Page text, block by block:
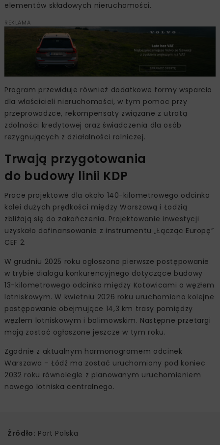
elementów składowych nieruchomości.
REKLAMA
Program przewiduje również dodatkowe formy wsparcia
dla właścicieli nieruchomości, w tym pomoc przy
przeprowadzce, rekompensaty związane z utratą
zdolności kredytowej oraz świadczenia dla osób
rezygnujących z działalności rolniczej.
Trwają przygotowania
do budowy linii KDP
Prace projektowe dla około 140-kilometrowego odcinka
kolei dużych prędkości między Warszawą i Łodzią
zbliżają się do zakończenia. Projektowanie inwestycji
uzyskało dofinansowanie z instrumentu „Łącząc Europę”
CEF 2.
W grudniu 2025 roku ogłoszono pierwsze postępowanie
w trybie dialogu konkurencyjnego dotyczące budowy
13-kilometrowego odcinka między Kotowicami a węzłem
lotniskowym. W kwietniu 2026 roku uruchomiono kolejne
postępowanie obejmujące 14,3 km trasy pomiędzy
węzłem lotniskowym i bolimowskim. Następne przetargi
mają zostać ogłoszone jeszcze w tym roku.
Zgodnie z aktualnym harmonogramem odcinek
Warszawa – Łódź ma zostać uruchomiony pod koniec
2032 roku równolegle z planowanym uruchomieniem
nowego lotniska centralnego.
Źródło: Port Polska